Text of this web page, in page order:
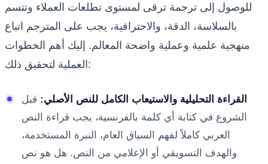
للوصول إلى ترجمة ترقى لمستوى تطلعات العملاء وتتسم
بالسلاسة، الدقة، والاحترافية، يجب على المترجم اتباع
منهجية علمية وعملية واضحة المعالم. إليك أهم الخطوات
العملية لتحقيق ذلك:
القراءة التحليلية والاستيعاب الكامل للنص الأصلي: قبل
الشروع في كتابة أي كلمة بالفرنسية، يجب قراءة النص
العربي كاملاً لفهم السياق العام، النبرة المستخدمة،
والهدف التسويقي أو الإعلامي من النص. هل هو نص